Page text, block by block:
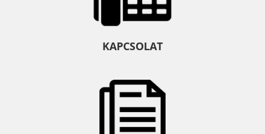
KAPCSOLAT